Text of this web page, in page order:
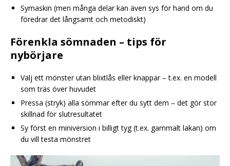
Symaskin (men många delar kan även sys för hand om du
föredrar det långsamt och metodiskt)
Förenkla sömnaden – tips för
nybörjare
Välj ett mönster utan blixtlås eller knappar – t.ex. en modell
som träs över huvudet
Pressa (stryk) alla sömmar efter du sytt dem – det gör stor
skillnad för slutresultatet
Sy först en miniversion i billigt tyg (t.ex. gammalt lakan) om
du vill testa mönstret